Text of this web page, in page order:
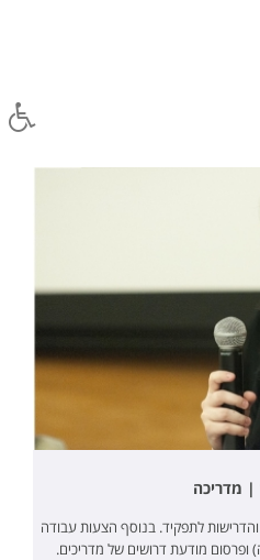
| מדריכה
לתפקיד. בנוסף הצעות עבודה
מודעת דרושים של מדריכים.